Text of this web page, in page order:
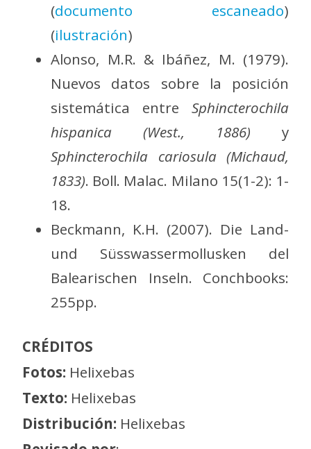
(documento escaneado)
(ilustración)
Alonso, M.R. & Ibáñez, M. (1979).
Nuevos datos sobre la posición
sistemática entre Sphincterochila
hispanica (West., 1886) y
Sphincterochila cariosula (Michaud,
1833). Boll. Malac. Milano 15(1-2): 1-
18.
Beckmann, K.H. (2007). Die Land-
und Süsswassermollusken del
Balearischen Inseln. Conchbooks:
255pp.
CRÉDITOS
Fotos: Helixebas
Texto: Helixebas
Distribución: Helixebas